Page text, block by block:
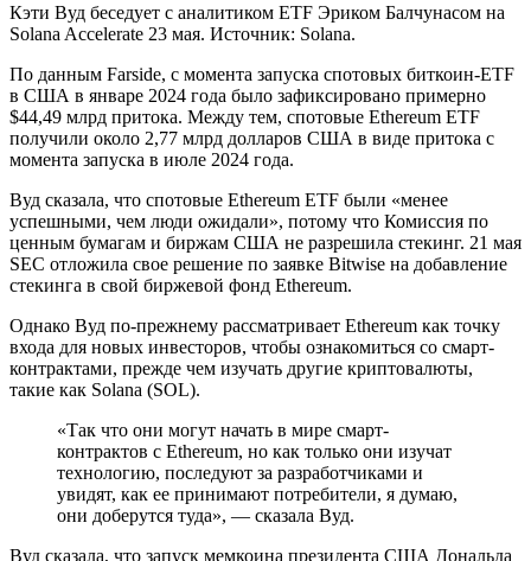
Кэти Вуд беседует с аналитиком ETF Эриком Балчунасом на
Solana Accelerate 23 мая. Источник: Solana.
По данным Farside, с момента запуска спотовых биткоин-ETF
в США в январе 2024 года было зафиксировано примерно
$44,49 млрд притока. Между тем, спотовые Ethereum ETF
получили около 2,77 млрд долларов США в виде притока с
момента запуска в июле 2024 года.
Вуд сказала, что спотовые Ethereum ETF были «менее
успешными, чем люди ожидали», потому что Комиссия по
ценным бумагам и биржам США не разрешила стекинг. 21 мая
SEC отложила свое решение по заявке Bitwise на добавление
стекинга в свой биржевой фонд Ethereum.
Однако Вуд по-прежнему рассматривает Ethereum как точку
входа для новых инвесторов, чтобы ознакомиться со смарт-
контрактами, прежде чем изучать другие криптовалюты,
такие как Solana (SOL).
«Так что они могут начать в мире смарт-
контрактов с Ethereum, но как только они изучат
технологию, последуют за разработчиками и
увидят, как ее принимают потребители, я думаю,
они доберутся туда», — сказала Вуд.
Вуд сказала, что запуск мемкоина президента США Дональда